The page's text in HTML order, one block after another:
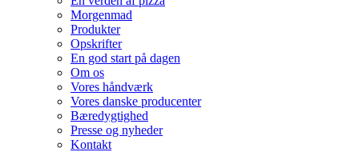
Morgenmad
Produkter
Opskrifter
En god start på dagen
Om os
Vores håndværk
Vores danske producenter
Bæredygtighed
Presse og nyheder
Kontakt